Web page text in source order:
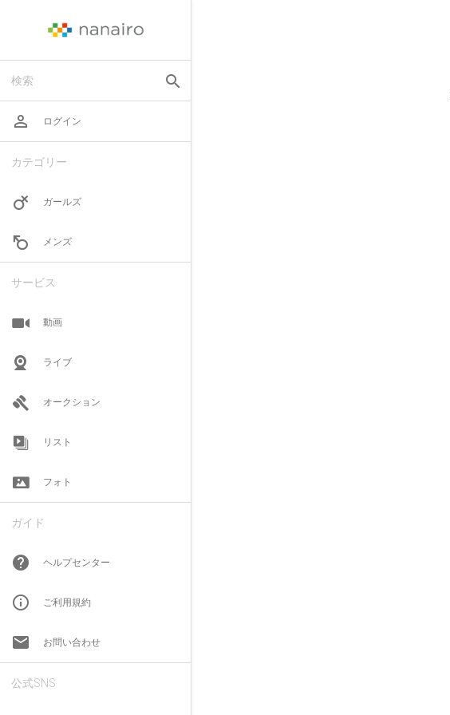
検索 search
perm_identity ログイン
カテゴリー
ガールズ
メンズ
サービス
動画
ライブ
オークション
リスト
フォト
ガイド
help ヘルプセンター
info_outline ご利用規約
email お問い合わせ
公式SNS